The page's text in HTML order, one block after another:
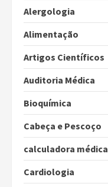
Alergologia
Alimentação
Artigos Científicos
Auditoria Médica
Bioquímica
Cabeça e Pescoço
calculadora médica
Cardiologia